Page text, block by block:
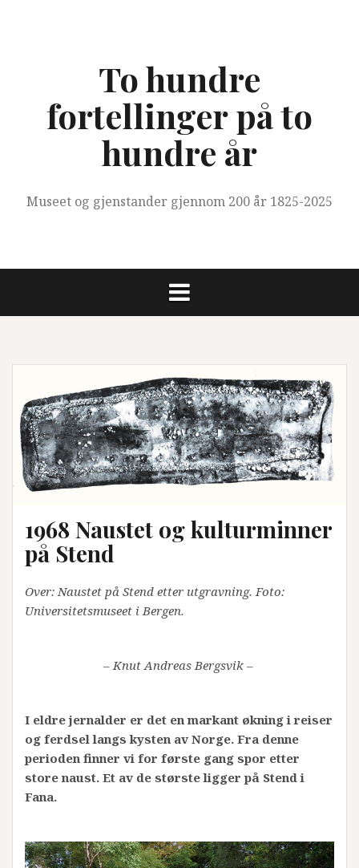
To hundre
fortellinger på to
hundre år
Museet og gjenstander gjennom 200 år 1825-2025
1968 Naustet og kulturminner
på Stend
Over: Naustet på Stend etter utgravning. Foto:
Universitetsmuseet i Bergen.
– Knut Andreas Bergsvik –
I eldre jernalder er det en markant økning i reiser
og ferdsel langs kysten av Norge. Fra denne
perioden finner vi for første gang spor etter
store naust. Et av de største ligger på Stend i
Fana.